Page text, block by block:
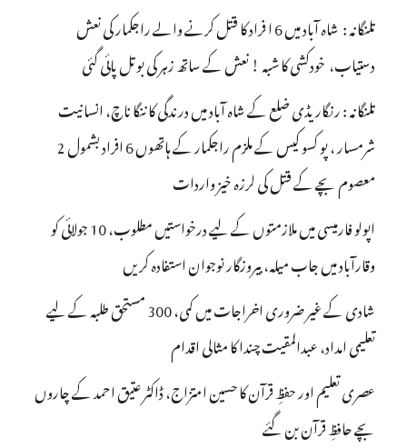
تلنگانہ : شاہ آباد میں 6 ا فراد کا قتل کرنے والے راجکمار کی نعش
دستیاب، خودکشی کا شبہ ! نعش کے ساتھ زہر کی بوتل پائی گئی
تلنگانہ : رنگاریڈی ضلع کے شاہ آباد میں درندگی کا ننگا ناچ، انسانیت
شرمسار ، پو کسو کیس کے ملزم راجکمار کے ہاتھوں 6 افراد بشمول 2
معصوم بچے کے قتل کی لرزہ خیز واردات
اپولو فارمیسی میں ملازمتوں کے لیے درخواستیں مطلوب، 10 جولائی کو
وقارآباد میں جاب میلہ، بیروزگار نوجوان استفادہ کریں
شادی کے غیر ضروری اخراجات میں کمی، 300 مستحق طلبہ کے لیے
تعلیمی امداد، عبدالمقیت چندا کا مثالی اقدام
عصری تعلیم اور حفظِ قرآن کا حسین امتزاج، ڈاکٹر عتیق احمد کے چاروں
بچے حافظِ قرآن بن گئے